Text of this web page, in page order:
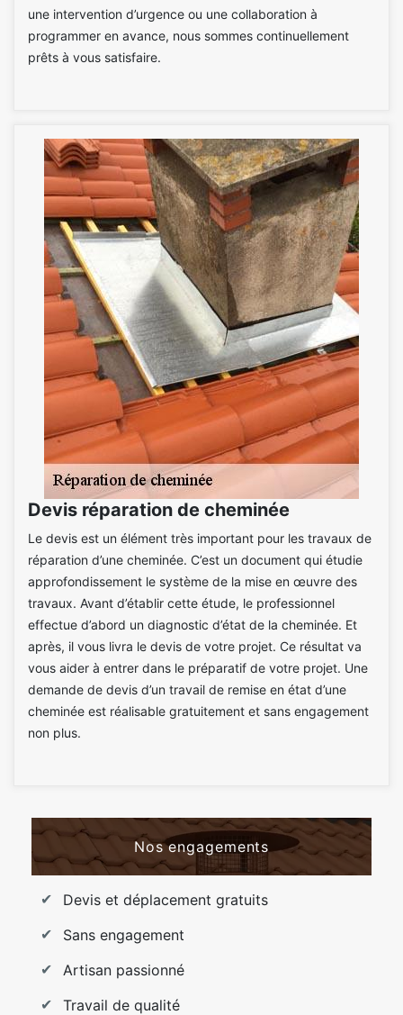
une intervention d’urgence ou une collaboration à
programmer en avance, nous sommes continuellement
prêts à vous satisfaire.
Devis réparation de cheminée
Le devis est un élément très important pour les travaux de
réparation d’une cheminée. C’est un document qui étudie
approfondissement le système de la mise en œuvre des
travaux. Avant d’établir cette étude, le professionnel
effectue d’abord un diagnostic d’état de la cheminée. Et
après, il vous livra le devis de votre projet. Ce résultat va
vous aider à entrer dans le préparatif de votre projet. Une
demande de devis d’un travail de remise en état d’une
cheminée est réalisable gratuitement et sans engagement
non plus.
Nos engagements
Devis et déplacement gratuits
Sans engagement
Artisan passionné
Travail de qualité